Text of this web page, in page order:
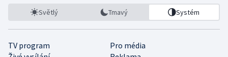
Světlý Tmavý Systém
TV program
Pro média